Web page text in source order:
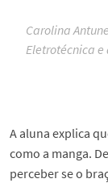
Carolina
Eletrotécnica
A aluna explica
como a manga.
perceber se o